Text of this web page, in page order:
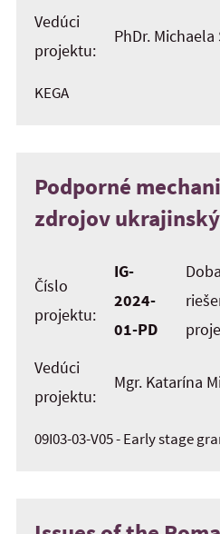
Vedúci
projektu:
PhDr.
KEGA
Podporné
zdrojov
Číslo
projektu:
IG-
2024-
01-PD
Doba
Vedúci
projektu:
Mgr. Katarína
09I03-03-V05 - Early stage